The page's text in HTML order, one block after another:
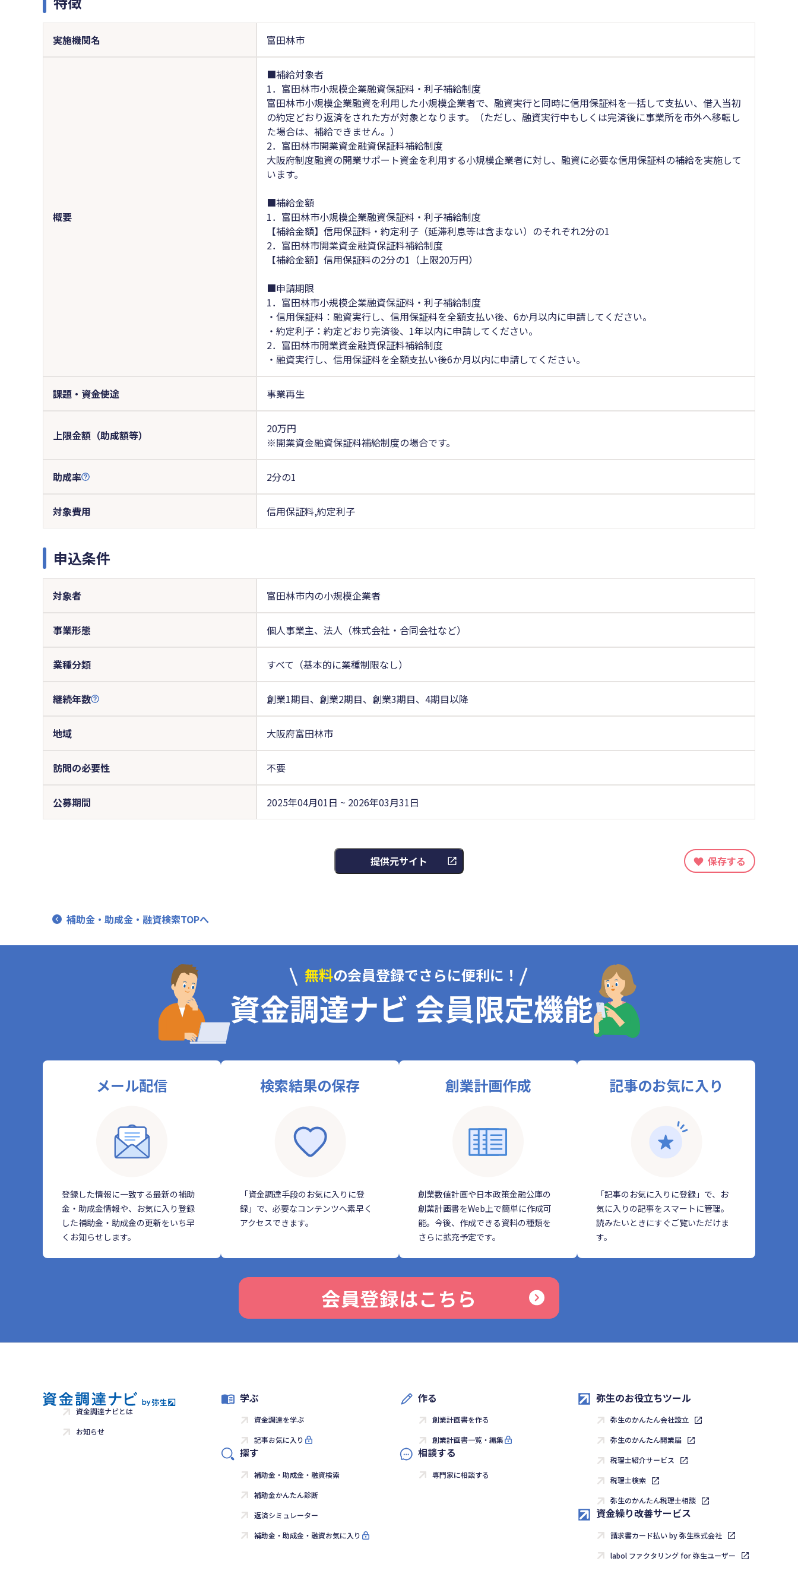
実施機関名 富田林市
概要
■補給対象者
1．富田林市小規模企業融資保証料・利子補給制度
富田林市小規模企業融資を利用した小規模企業者で、融資実行と同時に信用保証料を一括して支払い、借入当初
の約定どおり返済をされた方が対象となります。（ただし、融資実行中もしくは完済後に事業所を市外へ移転し
た場合は、補給できません。）
2．富田林市開業資金融資保証料補給制度
大阪府制度融資の開業サポート資金を利用する小規模企業者に対し、融資に必要な信用保証料の補給を実施して
います。
■補給金額
1．富田林市小規模企業融資保証料・利子補給制度
【補給金額】信用保証料・約定利子（延滞利息等は含まない）のそれぞれ2分の1
2．富田林市開業資金融資保証料補給制度
【補給金額】信用保証料の2分の1（上限20万円）
■申請期限
1．富田林市小規模企業融資保証料・利子補給制度
・信用保証料：融資実行し、信用保証料を全額支払い後、6か月以内に申請してください。
・約定利子：約定どおり完済後、1年以内に申請してください。
2．富田林市開業資金融資保証料補給制度
・融資実行し、信用保証料を全額支払い後6か月以内に申請してください。
課題・資金使途 事業再生
上限金額（助成額等）
20万円
※開業資金融資保証料補給制度の場合です。
助成率 2分の1
対象費用 信用保証料,約定利子
申込条件
対象者 富田林市内の小規模企業者
事業形態 個人事業主、法人（株式会社・合同会社など）
業種分類 すべて（基本的に業種制限なし）
継続年数 創業1期目、創業2期目、創業3期目、4期目以降
地域 大阪府富田林市
訪問の必要性 不要
公募期間 2025年04月01日 ~ 2026年03月31日
提供元サイト 保存する
補助金・助成金・融資検索TOPへ
無料の会員登録でさらに便利に！
資金調達ナビ 会員限定機能
メール配信
登録した情報に一致する最新の補助
金・助成金情報や、お気に入り登録
した補助金・助成金の更新をいち早
くお知らせします。
検索結果の保存
「資金調達手段のお気に入りに登
録」で、必要なコンテンツへ素早く
アクセスできます。
創業計画作成
創業数値計画や日本政策金融公庫の
創業計画書をWeb上で簡単に作成可
能。今後、作成できる資料の種類を
さらに拡充予定です。
記事のお気に入り
「記事のお気に入りに登録」で、お
気に入りの記事をスマートに管理。
読みたいときにすぐご覧いただけま
す。
会員登録はこちら
資金調達ナビとは
お知らせ
学ぶ
資金調達を学ぶ
記事お気に入り
探す
補助金・助成金・融資検索
補助金かんたん診断
返済シミュレーター
補助金・助成金・融資お気に入り
作る
創業計画書を作る
創業計画書一覧・編集
相談する
専門家に相談する
弥生のお役立ちツール
弥生のかんたん会社設立
弥生のかんたん開業届
税理士紹介サービス
税理士検索
弥生のかんたん税理士相談
資金繰り改善サービス
請求書カード払い by 弥生株式会社
labol ファクタリング for 弥生ユーザー